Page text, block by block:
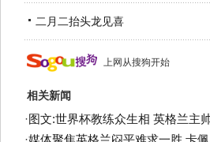
二月二抬头龙见喜
上网从搜狗开始
相关新闻
· 图文:世界杯教练众生相 英格兰主